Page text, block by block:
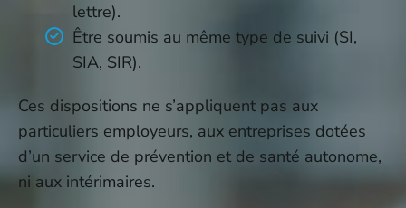
lettre).
Être soumis au même type de suivi (SI,
SIA, SIR).
Ces dispositions ne s’appliquent pas aux
particuliers employeurs, aux entreprises dotées
d’un service de prévention et de santé autonome,
ni aux intérimaires.